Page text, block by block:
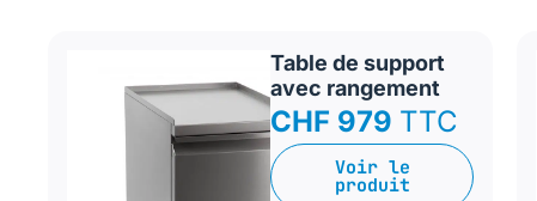
Table de support
avec rangement
CHF 979 TTC
Voir le
produit